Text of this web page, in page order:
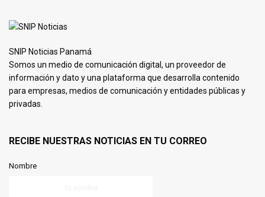
SNIP Noticias Panamá
Somos un medio de comunicación digital, un proveedor de
información y dato y una plataforma que desarrolla contenido
para empresas, medios de comunicación y entidades públicas y
privadas.
RECIBE NUESTRAS NOTICIAS EN TU CORREO
Nombre